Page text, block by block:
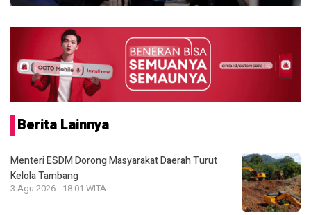
Berita Lainnya
Menteri ESDM Dorong Masyarakat Daerah Turut
Kelola Tambang
3 Agu 2026 - 18:01 WITA